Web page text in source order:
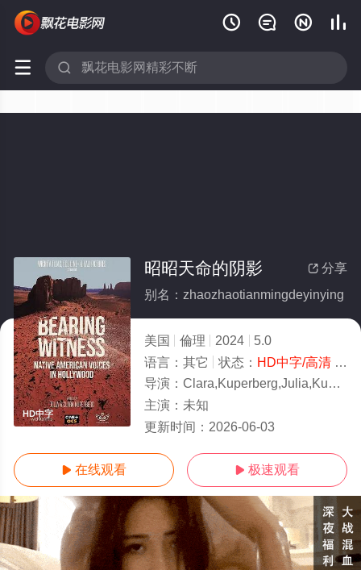
   
 
HD中字
 分享
昭昭天命的阴影
别名：zhaozhaotianmingdeyinying
美国 倫理 2024
5.0
语言： 其它 状态： HD中字/高清- 免费在线观看
导演： Clara,Kuperberg,Julia,Kuperberg
主演： 未知
更新时间： 2026-06-03
 在线观看  极速观看